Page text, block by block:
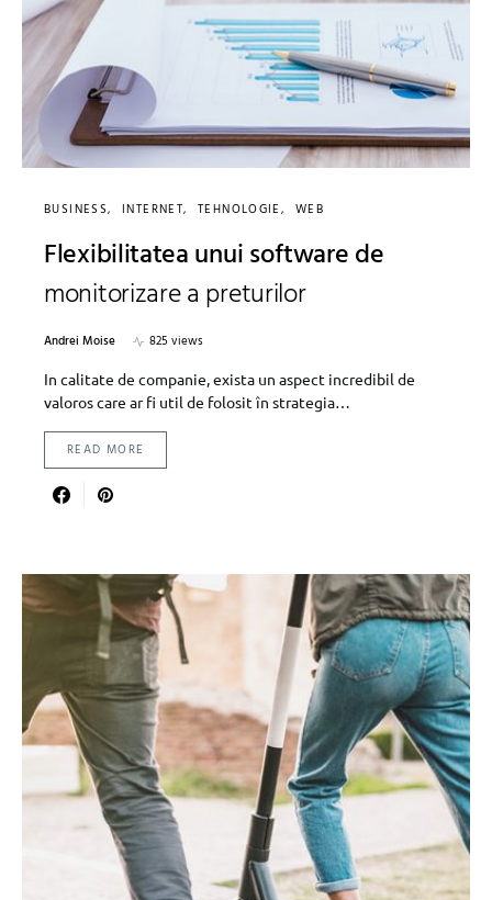
BUSINESS INTERNET TEHNOLOGIE WEB
Flexibilitatea unui software de
monitorizare a preturilor
Andrei Moise
825 views
In calitate de companie, exista un aspect incredibil de
valoros care ar fi util de folosit în strategia…
READ MORE